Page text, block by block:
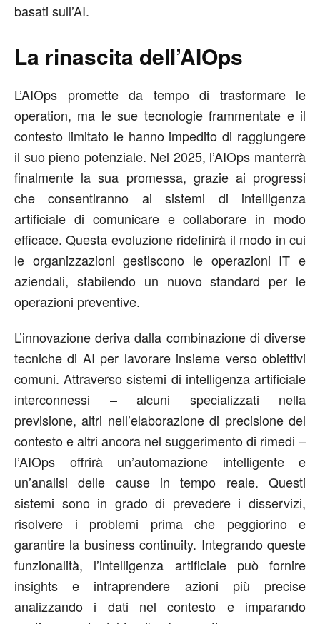
basati sull’AI.
La rinascita dell’AIOps
L’AIOps promette da tempo di trasformare le
operation, ma le sue tecnologie frammentate e il
contesto limitato le hanno impedito di raggiungere
il suo pieno potenziale. Nel 2025, l’AIOps manterrà
finalmente la sua promessa, grazie ai progressi
che consentiranno ai sistemi di intelligenza
artificiale di comunicare e collaborare in modo
efficace. Questa evoluzione ridefinirà il modo in cui
le organizzazioni gestiscono le operazioni IT e
aziendali, stabilendo un nuovo standard per le
operazioni preventive.
L’innovazione deriva dalla combinazione di diverse
tecniche di AI per lavorare insieme verso obiettivi
comuni. Attraverso sistemi di intelligenza artificiale
interconnessi – alcuni specializzati nella
previsione, altri nell’elaborazione di precisione del
contesto e altri ancora nel suggerimento di rimedi –
l’AIOps offrirà un’automazione intelligente e
un’analisi delle cause in tempo reale. Questi
sistemi sono in grado di prevedere i disservizi,
risolvere i problemi prima che peggiorino e
garantire la business continuity. Integrando queste
funzionalità, l’intelligenza artificiale può fornire
insights e intraprendere azioni più precise
analizzando i dati nel contesto e imparando